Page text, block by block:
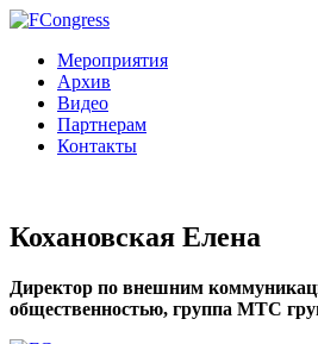
Мероприятия
Архив
Видео
Партнерам
Контакты
Кохановская Елена
Директор по внешним
общественностью, группа МТС